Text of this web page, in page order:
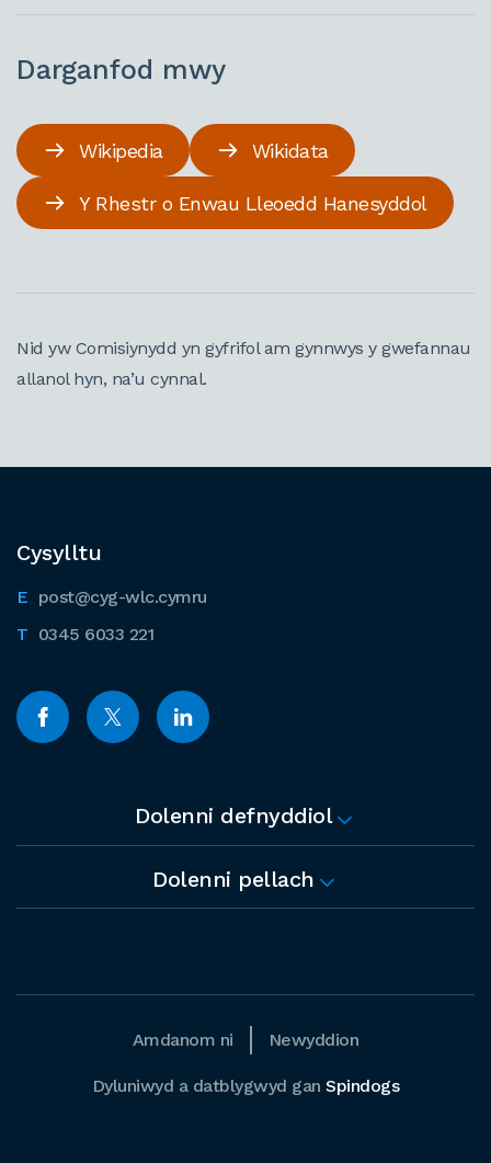
Darganfod mwy
Wikipedia Wikidata
Y Rhestr o Enwau Lleoedd Hanesyddol
Nid yw Comisiynydd yn gyfrifol am gynnwys y gwefannau
allanol hyn, na’u cynnal.
Cysylltu
post@cyg-wlc.cymru
0345 6033 221
Dolenni defnyddiol
Dolenni pellach
Amdanom ni Newyddion
Dyluniwyd a datblygwyd ganSpindogs